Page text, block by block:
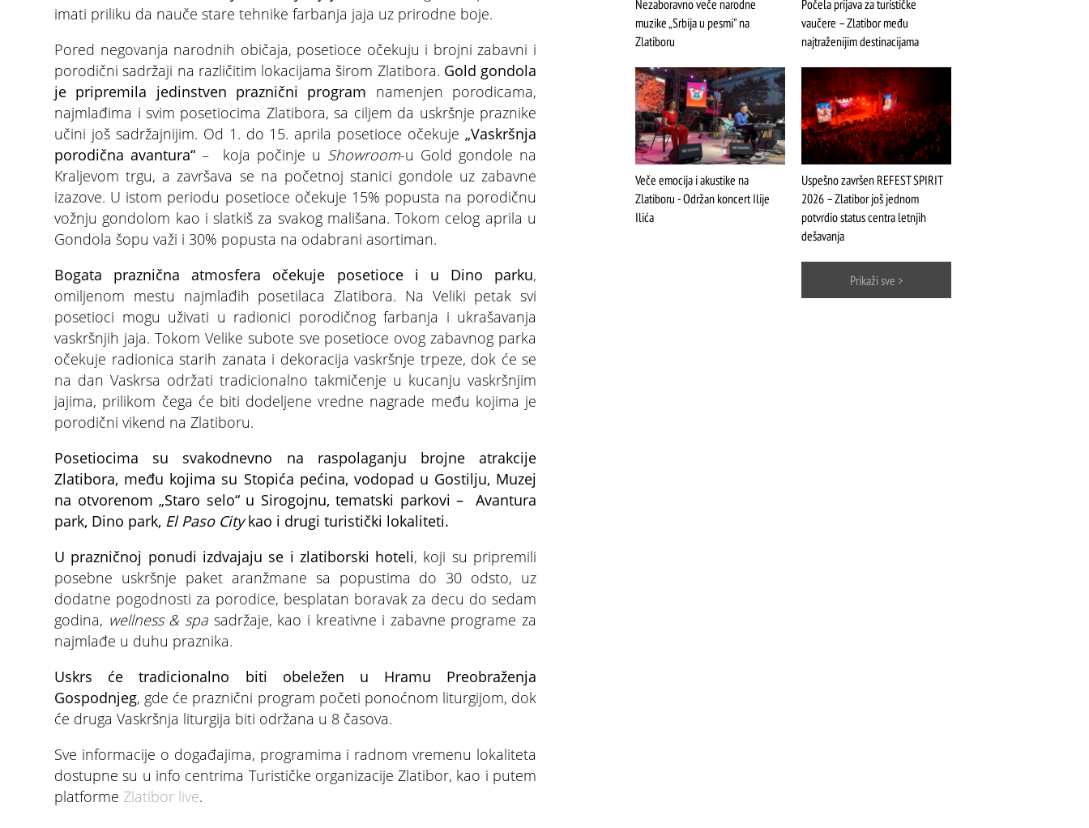
imati priliku da nauče stare tehnike farbanja jaja uz prirodne boje.
Pored negovanja narodnih običaja, posetioce očekuju i brojni zabavni i
porodični sadržaji na različitim lokacijama širom Zlatibora. Gold gondola
je pripremila jedinstven praznični program namenjen porodicama,
najmlađima i svim posetiocima Zlatibora, sa ciljem da uskršnje praznike
učini još sadržajnijim. Od 1. do 15. aprila posetioce očekuje „Vaskršnja
porodična avantura“ – koja počinje u Showroom-u Gold gondole na
Kraljevom trgu, a završava se na početnoj stanici gondole uz zabavne
izazove. U istom periodu posetioce očekuje 15% popusta na porodičnu
vožnju gondolom kao i slatkiš za svakog mališana. Tokom celog aprila u
Gondola šopu važi i 30% popusta na odabrani asortiman.
Bogata praznična atmosfera očekuje posetioce i u Dino parku,
omiljenom mestu najmlađih posetilaca Zlatibora. Na Veliki petak svi
posetioci mogu uživati u radionici porodičnog farbanja i ukrašavanja
vaskršnjih jaja. Tokom Velike subote sve posetioce ovog zabavnog parka
očekuje radionica starih zanata i dekoracija vaskršnje trpeze, dok će se
na dan Vaskrsa održati tradicionalno takmičenje u kucanju vaskršnjim
jajima, prilikom čega će biti dodeljene vredne nagrade među kojima je
porodični vikend na Zlatiboru.
Posetiocima su svakodnevno na raspolaganju brojne atrakcije
Zlatibora, među kojima su Stopića pećina, vodopad u Gostilju, Muzej
na otvorenom „Staro selo“ u Sirogojnu, tematski parkovi – Avantura
park, Dino park, El Paso Citykao i drugi turistički lokaliteti.
U prazničnoj ponudi izdvajaju se i zlatiborski hoteli, koji su pripremili
posebne uskršnje paket aranžmane sa popustima do 30 odsto, uz
dodatne pogodnosti za porodice, besplatan boravak za decu do sedam
godina, wellness & spa sadržaje, kao i kreativne i zabavne programe za
najmlađe u duhu praznika.
Uskrs će tradicionalno biti obeležen u Hramu Preobraženja
Gospodnjeg, gde će praznični program početi ponoćnom liturgijom, dok
će druga Vaskršnja liturgija biti održana u 8 časova.
Sve informacije o događajima, programima i radnom vremenu lokaliteta
dostupne su u info centrima Turističke organizacije Zlatibor, kao i putem
platforme Zlatibor live.
Nezaboravno veče narodne
muzike „Srbija u pesmi" na
Zlatiboru
Počela prijava za turističke
vaučere – Zlatibor među
najtraženijim destinacijama
Veče emocija i akustike na
Zlatiboru - Održan koncert Ilije
Ilića
Uspešno završen REFEST SPIRIT
2026 – Zlatibor još jednom
potvrdio status centra letnjih
dešavanja
Prikaži sve >
ŠTA
VIDETI
Stopića pećina